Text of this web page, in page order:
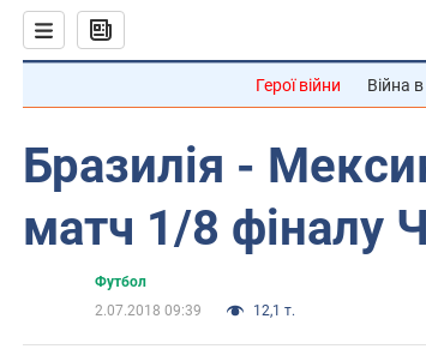
Герої війни Війна в
Бразилія -
матч 1/8 фіналу
Футбол
2.07.2018 09:39
12,1 т.